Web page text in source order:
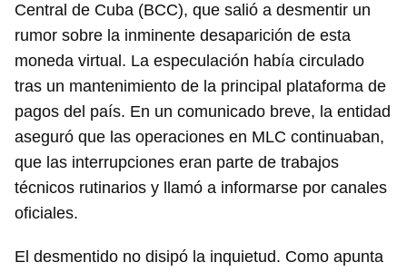
Central de Cuba (BCC), que salió a desmentir un
rumor sobre la inminente desaparición de esta
moneda virtual. La especulación había circulado
tras un mantenimiento de la principal plataforma de
pagos del país. En un comunicado breve, la entidad
aseguró que las operaciones en MLC continuaban,
que las interrupciones eran parte de trabajos
técnicos rutinarios y llamó a informarse por canales
oficiales.
El desmentido no disipó la inquietud. Como apunta